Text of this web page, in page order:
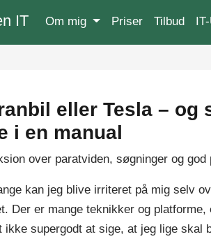
IT Om mig Priser Tilbud
eller Tesla – og
i en manual
over paratviden, søgninger og
kan jeg blive irriteret på mig selv
Der er mange teknikker og
ikke supergodt at sige, at jeg lige skal